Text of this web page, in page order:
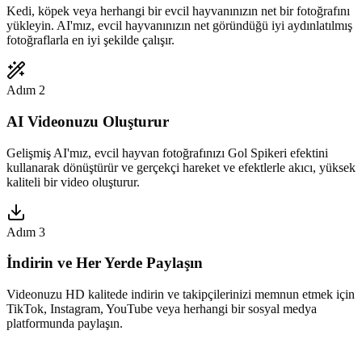
Kedi, köpek veya herhangi bir evcil hayvanınızın net bir fotoğrafını
yükleyin. AI'mız, evcil hayvanınızın net göründüğü iyi aydınlatılmış
fotoğraflarla en iyi şekilde çalışır.
Adım 2
AI Videonuzu Oluşturur
Gelişmiş AI'mız, evcil hayvan fotoğrafınızı Gol Spikeri efektini
kullanarak dönüştürür ve gerçekçi hareket ve efektlerle akıcı, yüksek
kaliteli bir video oluşturur.
Adım 3
İndirin ve Her Yerde Paylaşın
Videonuzu HD kalitede indirin ve takipçilerinizi memnun etmek için
TikTok, Instagram, YouTube veya herhangi bir sosyal medya
platformunda paylaşın.